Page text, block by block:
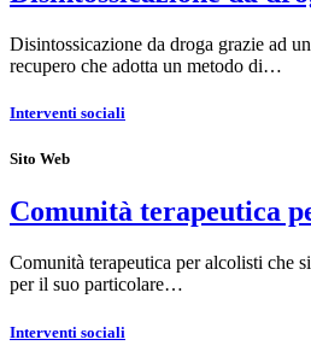
Disintossicazione da droga grazie ad
recupero che adotta un metodo di…
Interventi sociali
Sito Web
Comunità terapeutica
Comunità terapeutica per alcolisti che
per il suo particolare…
Interventi sociali